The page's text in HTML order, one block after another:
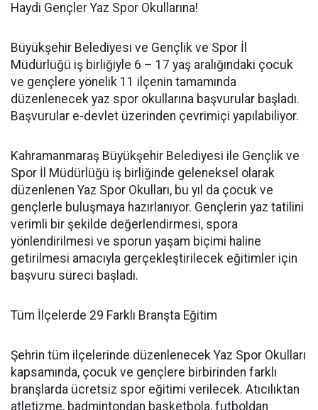
Haydi Gençler Yaz Spor Okullarına!
Büyükşehir Belediyesi ve Gençlik ve Spor İl
Müdürlüğü iş birliğiyle 6 – 17 yaş aralığındaki çocuk
ve gençlere yönelik 11 ilçenin tamamında
düzenlenecek yaz spor okullarına başvurular başladı.
Başvurular e-devlet üzerinden çevrimiçi yapılabiliyor.
Kahramanmaraş Büyükşehir Belediyesi ile Gençlik ve
Spor İl Müdürlüğü iş birliğinde geleneksel olarak
düzenlenen Yaz Spor Okulları, bu yıl da çocuk ve
gençlerle buluşmaya hazırlanıyor. Gençlerin yaz tatilini
verimli bir şekilde değerlendirmesi, spora
yönlendirilmesi ve sporun yaşam biçimi haline
getirilmesi amacıyla gerçekleştirilecek eğitimler için
başvuru süreci başladı.
Tüm İlçelerde 29 Farklı Branşta Eğitim
Şehrin tüm ilçelerinde düzenlenecek Yaz Spor Okulları
kapsamında, çocuk ve gençlere birbirinden farklı
branşlarda ücretsiz spor eğitimi verilecek. Atıcılıktan
atletizme, badmintondan basketbola, futboldan